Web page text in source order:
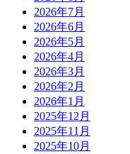
2026年7月
2026年6月
2026年5月
2026年4月
2026年3月
2026年2月
2026年1月
2025年12月
2025年11月
2025年10月